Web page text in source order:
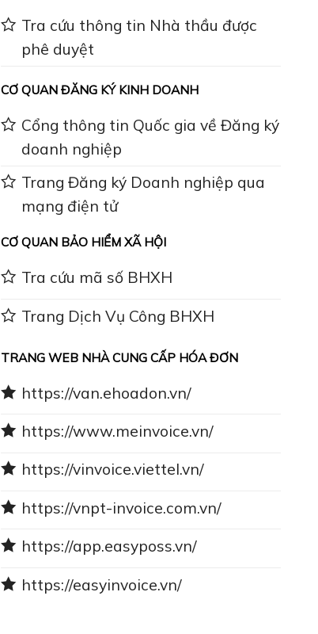
Tra cứu thông tin Nhà thầu được
phê duyệt
CƠ QUAN ĐĂNG KÝ KINH DOANH
Cổng thông tin Quốc gia về Đăng ký
doanh nghiệp
Trang Đăng ký Doanh nghiệp qua
mạng điện tử
CƠ QUAN BẢO HIỂM XÃ HỘI
Tra cứu mã số BHXH
Trang Dịch Vụ Công BHXH
TRANG WEB NHÀ CUNG CẤP HÓA ĐƠN
https://van.ehoadon.vn/
https://www.meinvoice.vn/
https://vinvoice.viettel.vn/
https://vnpt-invoice.com.vn/
https://app.easyposs.vn/
https://easyinvoice.vn/